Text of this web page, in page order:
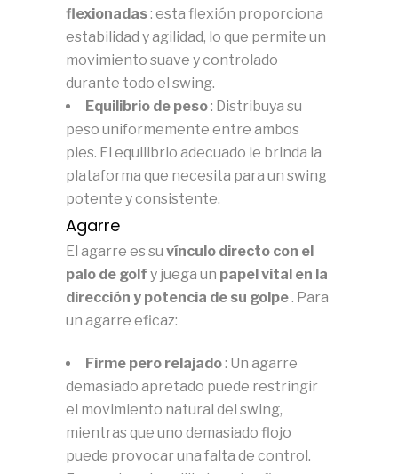
flexionadas: esta flexión proporciona
estabilidad y agilidad, lo que permite un
movimiento suave y controlado
durante todo el swing.
Equilibrio de peso: Distribuya su
peso uniformemente entre ambos
pies. El equilibrio adecuado le brinda la
plataforma que necesita para un swing
potente y consistente.
Agarre
El agarre es su vínculo directo con el
palo de golf y juega un papel vital en la
dirección y potencia de su golpe. Para
un agarre eficaz:
Firme pero relajado: Un agarre
demasiado apretado puede restringir
el movimiento natural del swing,
mientras que uno demasiado flojo
puede provocar una falta de control.